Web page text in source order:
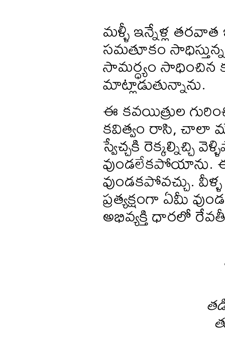
మళ్ళీ ఇన్నేళ్ల
సమతూకం
సామర్ధ్యం సాధించిన
మాట్లాడుతున్నాను.
ఈ కవయిత్రుల
కవిత్వం రాసి, చాలా
స్వేచ్చకి
వుండలేకపోయాను. ఈ
వుండకపోవచ్చు.
ప్రత్యక్షంగా ఏమీ
అభివ్యక్తి ధారలో